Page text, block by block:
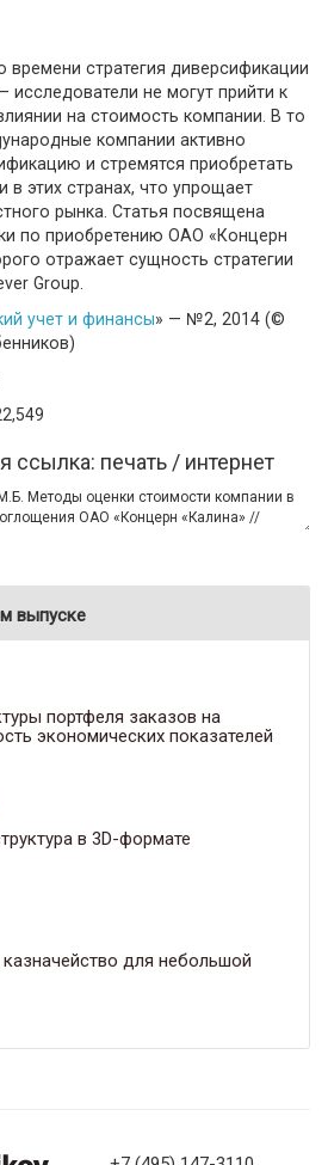
времени стратегия диверсификации
исследователи не могут прийти к
на стоимость компании. В то
компании активно
и стремятся приобретать
этих странах, что упрощает
рынка. Статья посвящена
по приобретению ОАО «Концерн
отражает сущность стратегии
Group.
учет и финансы» — №2, 2014 (©
ссылка: печать / интернет
выпуске
портфеля заказов на
экономических показателей
в 3D-формате
для небольшой